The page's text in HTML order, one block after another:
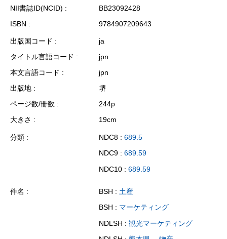
NII書誌ID(NCID)
BB23092428
ISBN
9784907209643
出版国コード
ja
タイトル言語コード
jpn
本文言語コード
jpn
出版地
堺
ページ数/冊数
244p
大きさ
19cm
分類 NDC8 : 689.5
NDC9 : 689.59
NDC10 : 689.59
件名 BSH : 土産
BSH : マーケティング
NDLSH : 観光マーケティング